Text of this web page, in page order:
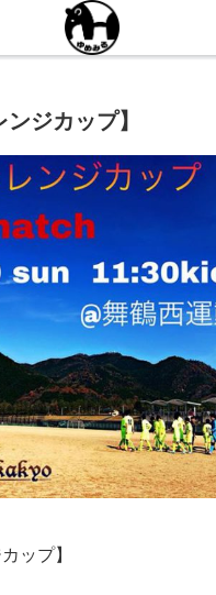
人ゆめみるオフィシャルサイト
ンジカップ】
ップ】